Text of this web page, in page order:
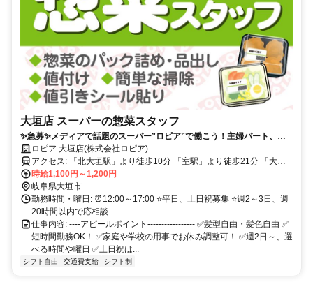
大垣店 スーパーの惣菜スタッフ
✨急募✨メディアで話題のスーパー”ロピア”で働こう！主婦パート、学
生さん活躍中！未経験者OK！土日祝は時給UP！
ロピア 大垣店(株式会社ロピア)
アクセス: 「北大垣駅」より徒歩10分 「室駅」より徒歩21分 「大垣
駅」より徒歩22分
時給1,100円～1,200円
岐阜県大垣市
勤務時間・曜日: ⏰12:00～17:00 ⭐平日、土日祝募集 ⭐週2～3日、週
20時間以内で応相談
仕事内容: ----アピールポイント----------------- ✅髪型自由・髪色自由 ✅️
短時間勤務OK！ ✅️家庭や学校の用事でお休み調整可！ ✅️週2日～、選
べる時間や曜日 ✅️土日祝は...
シフト自由 交通費支給 シフト制